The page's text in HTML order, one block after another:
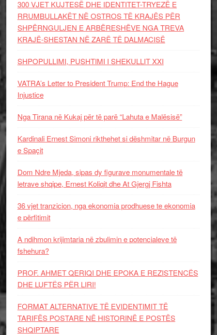
300 VJET KUJTESË DHE IDENTITET-TRYEZË E
RRUMBULLAKËT NË OSTROS TË KRAJËS PËR
SHPËRNGULJEN E ARBËRESHËVE NGA TREVA
KRAJË-SHESTAN NË ZARË TË DALMACISË
SHPOPULLIMI, PUSHTIMI I SHEKULLIT XXI
VATRA’s Letter to President Trump: End the Hague
Injustice
Nga Tirana në Kukaj për të parë “Lahuta e Malësisë”
Kardinali Ernest Simoni rikthehet si dëshmitar në Burgun
e Spaçit
Dom Ndre Mjeda, sipas dy figurave monumentale të
letrave shqipe, Ernest Koliqit dhe At Gjergj Fishta
36 vjet tranzicion, nga ekonomia prodhuese te ekonomia
e përfitimit
A ndihmon krijimtaria në zbulimin e potencialeve të
fshehura?
PROF. AHMET QERIQI DHE EPOKA E REZISTENCЁS
DHE LUFTЁS PЁR LIRI!
FORMAT ALTERNATIVE TË EVIDENTIMIT TË
TARIFËS POSTARE NË HISTORINË E POSTËS
SHQIPTARE